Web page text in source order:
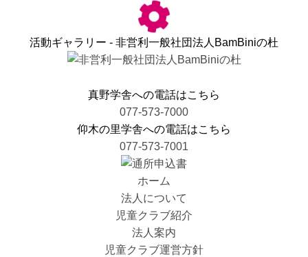
活動ギャラリー - 非営利一般社団法人BamBiniの杜
真野学舎への電話はこちら
077-573-7000
仰木の里学舎への電話はこちら
077-573-7001
ホーム
法人について
児童クラブ紹介
法人案内
児童クラブ運営方針